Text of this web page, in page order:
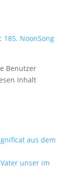
185. NoonSong
Benutzer
Inhalt
aus dem
unser im